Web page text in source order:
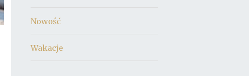
Nowość
Wakacje